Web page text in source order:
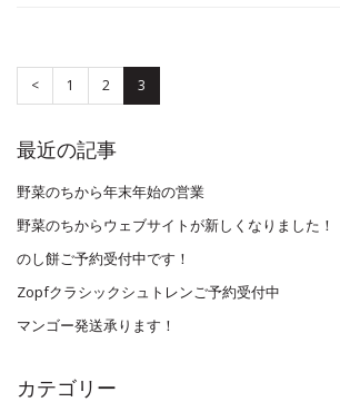
< 1 2 3
最近の記事
野菜のちから年末年始の営業
野菜のちからウェブサイトが新しくなりました！
のし餅ご予約受付中です！
Zopfクラシックシュトレンご予約受付中
マンゴー発送承ります！
カテゴリー